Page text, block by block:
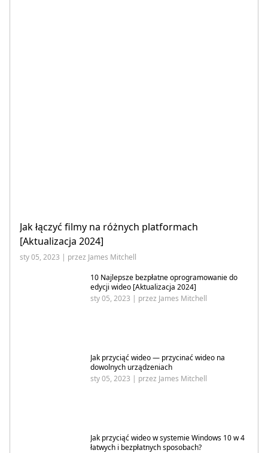
Jak łączyć filmy na różnych platformach
[Aktualizacja 2024]
sty 05, 2023 | przez James Mitchell
10 Najlepsze bezpłatne oprogramowanie do
edycji wideo [Aktualizacja 2024]
sty 05, 2023 | przez James Mitchell
Jak przyciąć wideo — przycinać wideo na
dowolnych urządzeniach
sty 05, 2023 | przez James Mitchell
Jak przyciąć wideo w systemie Windows 10 w 4
łatwych i bezpłatnych sposobach?